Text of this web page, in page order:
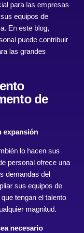
para las empresas
equipos de
En este blog,
puede contribuir
las grandes
de
expansión
lo hacen sus
personal ofrece una
demandas del
sus equipos de
tengan el talento
magnitud.
necesario